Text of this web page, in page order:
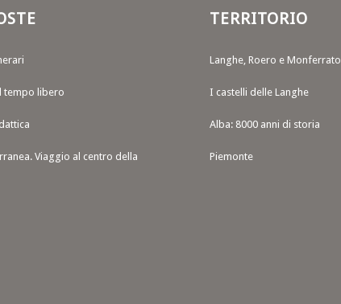
tempo libero
Viaggio al centro della
TERRITORIO
Langhe, Roero e Monferrato
I castelli delle Langhe
Alba: 8000 anni di storia
Piemonte